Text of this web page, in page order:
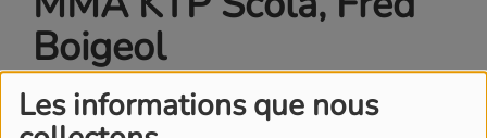
Les informations que nous
Boigeol